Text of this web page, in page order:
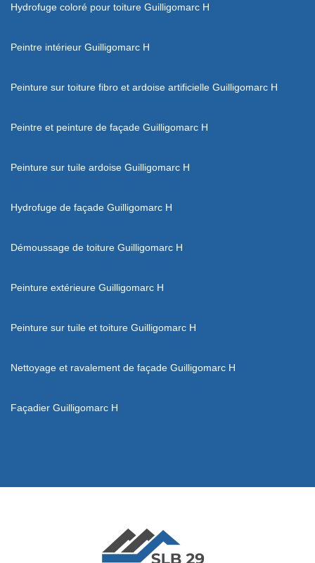
Hydrofuge coloré pour toiture Guilligomarc H
Peintre intérieur Guilligomarc H
Peinture sur toiture fibro et ardoise artificielle Guilligomarc H
Peintre et peinture de façade Guilligomarc H
Peinture sur tuile ardoise Guilligomarc H
Hydrofuge de façade Guilligomarc H
Démoussage de toiture Guilligomarc H
Peinture extérieure Guilligomarc H
Peinture sur tuile et toiture Guilligomarc H
Nettoyage et ravalement de façade Guilligomarc H
Façadier Guilligomarc H